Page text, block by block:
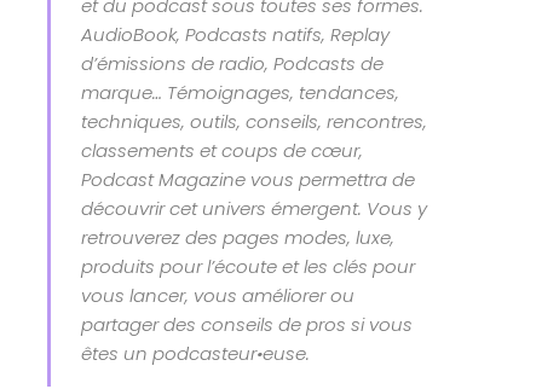
et du podcast sous toutes ses formes.
AudioBook, Podcasts natifs, Replay
d’émissions de radio, Podcasts de
marque… Témoignages, tendances,
techniques, outils, conseils, rencontres,
classements et coups de cœur,
Podcast Magazine vous permettra de
découvrir cet univers émergent. Vous y
retrouverez des pages modes, luxe,
produits pour l’écoute et les clés pour
vous lancer, vous améliorer ou
partager des conseils de pros si vous
êtes un podcasteur•euse.